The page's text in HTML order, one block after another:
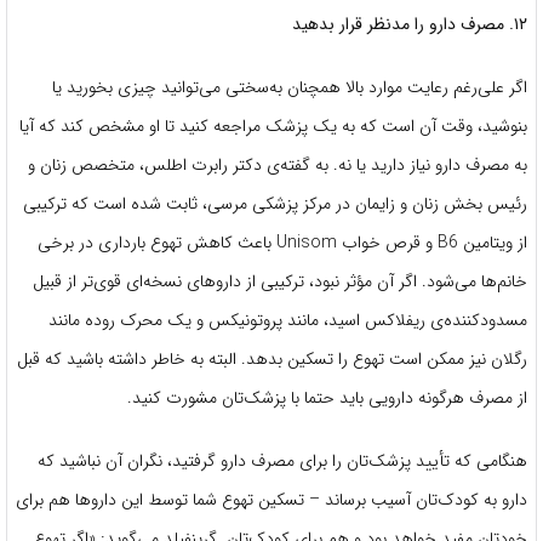
۱۲. مصرف دارو را مدنظر قرار بدهید
اگر علی‌رغم رعایت موارد بالا همچنان به‌سختی می‌توانید چیزی بخورید یا
بنوشید، وقت آن است که به یک پزشک مراجعه کنید تا او مشخص کند که آیا
به مصرف دارو نیاز دارید یا نه. به گفته‌ی دکتر رابرت اطلس، متخصص زنان و
رئیس بخش زنان و زایمان در مرکز پزشکی مرسی، ثابت شده است که ترکیبی
از ویتامین B6 و قرص خواب Unisom باعث کاهش تهوع بارداری در برخی
خانم‌ها می‌شود. اگر آن مؤثر نبود، ترکیبی از داروهای نسخه‌ای قوی‌تر از قبیل
مسدودکننده‌‌ی ریفلاکس اسید، مانند پروتونیکس و یک محرک روده مانند
رگلان نیز ممکن است تهوع را تسکین بدهد. البته به خاطر داشته باشید که قبل
از مصرف هرگونه دارویی باید حتما با پزشک‌تان مشورت کنید.
هنگامی که تأیید پزشک‌تان را برای مصرف دارو گرفتید، نگران آن نباشید که
دارو به کودک‌تان آسیب برساند – تسکین تهوع شما توسط این داروها هم برای